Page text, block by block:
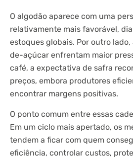
O algodão aparece com uma
relativamente mais favorável,
estoques globais. Por outro
de-açúcar enfrentam maior
café, a expectativa de safra
preços, embora produtores
encontrar margens positivas.
O ponto comum entre essas
Em um ciclo mais apertado, os
tendem a ficar com quem
eficiência, controlar custos,